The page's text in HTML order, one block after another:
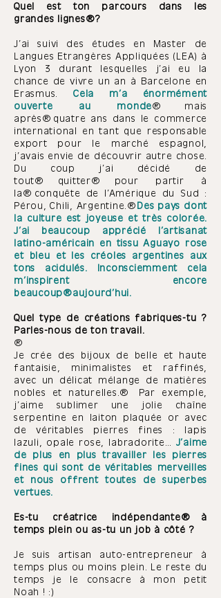
Quel est ton parcours dans les
grandes lignes ?
J’ai suivi des études en Master de
Langues Etrangères Appliquées (LEA) à
Lyon 3 durant lesquelles j’ai eu la
chance de vivre un an à Barcelone en
Erasmus.Cela m’a énormément
ouverte au mondemais
après quatre ans dans le commerce
international en tant que responsable
export pour le marché espagnol,
j’avais envie de découvrir autre chose.
Du coup j’ai décidé de
tout quitter pour partir à
la conquête de l’Amérique du Sud :
Pérou, Chili, Argentine.Des pays dont
la culture est joyeuse et très colorée.
J’ai beaucoup apprécié l’artisanat
latino-américain en tissu Aguayo rose
et bleu et les créoles argentines aux
tons acidulés. Inconsciemment cela
m’inspirent encore
beaucoupaujourd’hui.
Quel type de créations fabriques-tu ?
Parles-nous de ton travail.
Je crée des bijoux de belle et haute
fantaisie, minimalistes et raffinés,
avec un délicat mélange de matières
nobles et naturelles. Par exemple,
j’aime sublimer une jolie chaîne
serpentine en laiton plaquée or avec
de véritables pierres fines : lapis
lazuli, opale rose, labradorite… J’aime
de plus en plus travailler les pierres
fines qui sont de véritables merveilles
et nous offrent toutes de superbes
vertues.
Es-tu créatrice indépendante à
temps plein ou as-tu un job à côté ?
Je suis artisan auto-entrepreneur à
temps plus ou moins plein. Le reste du
temps je le consacre à mon petit
Noah ! :)